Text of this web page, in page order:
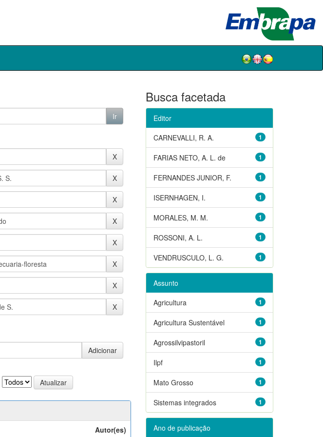
Autor(es)
Busca facetada
Editor
1
CARNEVALLI, R. A.
1
FARIAS NETO, A. L. de
1
FERNANDES JUNIOR, F.
1
ISERNHAGEN, I.
1
MORALES, M. M.
1
ROSSONI, A. L.
1
VENDRUSCULO, L. G.
Assunto
1
Agricultura
1
Agricultura Sustentável
1
Agrossilvipastoril
1
Ilpf
1
Mato Grosso
1
Sistemas integrados
Ano de publicação